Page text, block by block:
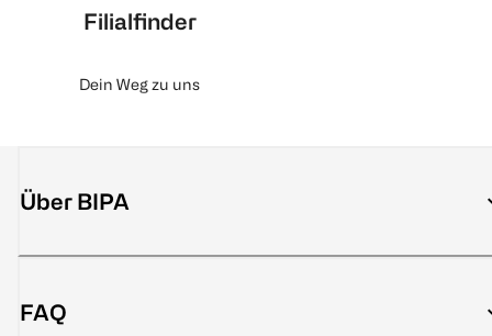
Filialfinder
Dein Weg zu uns
Über BIPA
FAQ